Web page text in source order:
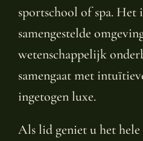
sportschool of spa. Het
samengestelde
wetenschappelijk
samengaat met
ingetogen luxe.
Als lid geniet u het